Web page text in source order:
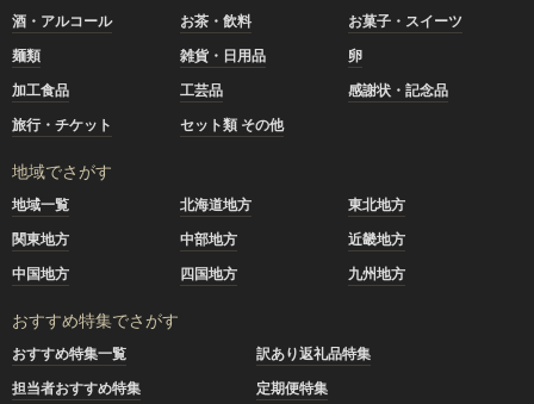
酒・アルコール
お茶・飲料
お菓子・スイーツ
麺類
雑貨・日用品
卵
加工食品
工芸品
感謝状・記念品
旅行・チケット
セット類 その他
地域でさがす
地域一覧 北海道地方
東北地方
関東地方
中部地方
近畿地方
中国地方
四国地方 九州地方
おすすめ特集でさがす
おすすめ特集一覧
訳あり返礼品特集
担当者おすすめ特集
定期便特集